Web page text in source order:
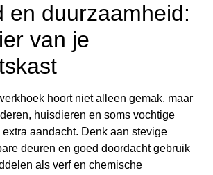
en duurzaamheid:
van je
hoort niet alleen gemak, maar
huisdieren en soms vochtige
aandacht. Denk aan stevige
deuren en goed doordacht gebruik
als verf en chemische